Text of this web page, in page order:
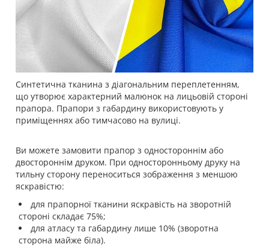
Синтетична тканина з діагональним переплетенням,
що утворює характерний малюнок на лицьовій стороні
прапора. Прапори з габардину використовують у
приміщеннях або тимчасово на вулиці.
Ви можете замовити прапор з одностороннім або
двостороннім друком. При односторонньому друку на
тильну сторону переноситься зображення з меншою
яскравістю:
для прапорної тканини яскравість на зворотній
стороні складає 75%;
для атласу та габардину лише 10% (зворотна
сторона майже біла).